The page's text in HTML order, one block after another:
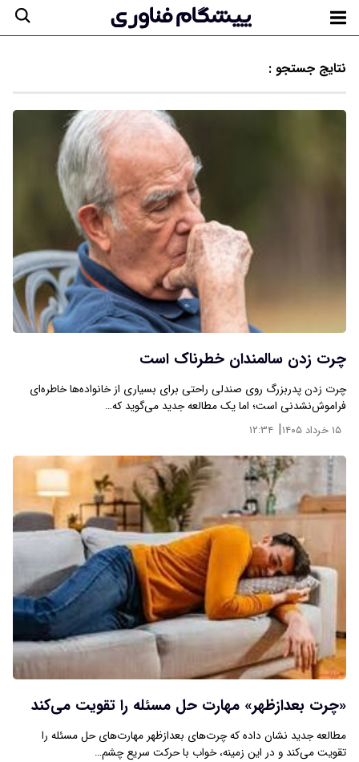
نتایج جستجو :
چرت زدن سالمندان خطرناک است
چرت زدن پدربزرگ روی صندلی راحتی برای بسیاری از خانواده‌ها خاطره‌ای
فراموش‌نشدنی است؛ اما یک مطالعه‌ جدید می‌گوید که…
۱۵ خرداد ۱۴۰۵ | ۱۲:۳۴
«چرت بعدازظهر» مهارت حل مسئله را تقویت می‌کند
مطالعه‌ جدید نشان داده که چرت‌های بعدازظهر مهارت‌های حل مسئله را
تقویت می‌کند و در این زمینه، خواب با حرکت سریع چشم…